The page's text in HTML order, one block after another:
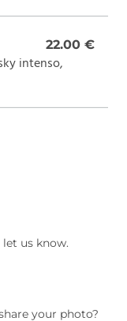
22.00 €
intenso,
us know.
your photo?